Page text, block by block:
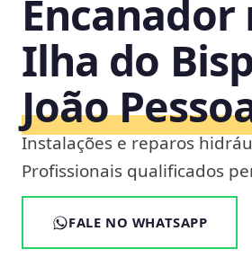
Encanador
Ilha do
João
Instalações e reparos
Profissionais qualificados
FALE NO WHATSAPP